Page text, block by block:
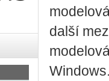
další